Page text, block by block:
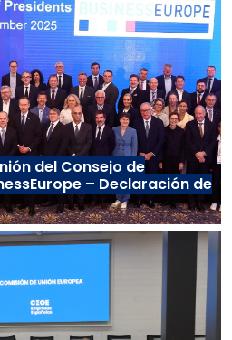
del Consejo de
– Declaración de